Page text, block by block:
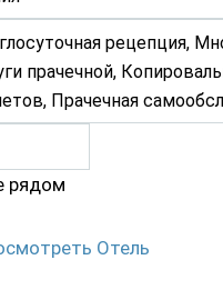
рецепция,
прачечной,
Прачечная
рядом
Отель